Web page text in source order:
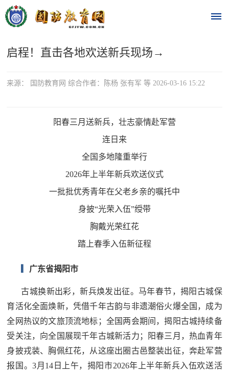
首
页
政
时
政
要
闻
追
踪
国
防
法
规
国
防
启程！直击各地欢送新兵现场→
来源： 国防教育网 综合作者：陈杨 张有军 等 2026-03-16 15:22
阳春三月送新兵，壮志豪情赴军营
连日来
全国多地隆重举行
2026年上半年新兵欢送仪式
一批批优秀青年在父老乡亲的嘱托中
身披“光荣入伍”绶带
胸戴光荣红花
踏上春季入伍新征程
广东省揭阳市
古城换新出彩，新兵焕发出征。马年春节，揭阳古城保
育活化全面焕新，凭借千年古韵与非遗潮俗火爆全国，成为
全网热议的文旅顶流地标；全国两会期间，揭阳古城持续备
受关注，向全国展现千年古城新活力；阳春三月，热血青年
身披戎装、胸佩红花，从这座出圈古邑整装出征，奔赴军营
报国。3月14日上午，揭阳市2026年上半年新兵入伍欢送活